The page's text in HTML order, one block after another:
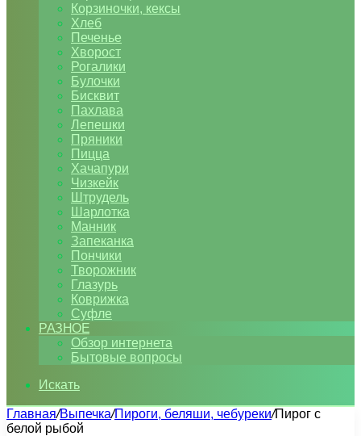
Корзиночки, кексы
Хлеб
Печенье
Хворост
Рогалики
Булочки
Бисквит
Пахлава
Лепешки
Пряники
Пицца
Хачапури
Чизкейк
Штрудель
Шарлотка
Манник
Запеканка
Пончики
Творожник
Глазурь
Коврижка
Суфле
РАЗНОЕ
Обзор интернета
Бытовые вопросы
Искать
Главная/Выпечка/Пироги, беляши, чебуреки/Пирог с
белой рыбой